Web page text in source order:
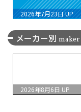
2026年7月23日 UP
メーカー別 maker
2026年8月6日 UP